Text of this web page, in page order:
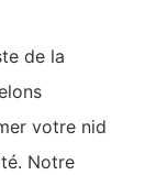
de la
votre nid
Notre